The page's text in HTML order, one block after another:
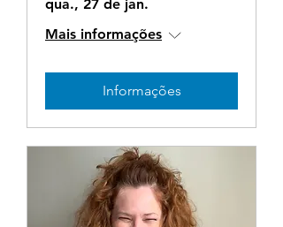
qua., 27 de jan.
Mais informações
Informações